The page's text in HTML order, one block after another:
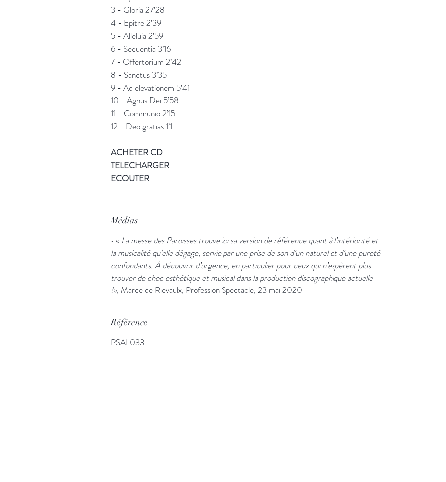
3 - Gloria 27’28
4 - Epitre 2’39
5 - Alleluia 2’59
6 - Sequentia 3’16
7 - Offertorium 2’42
8 - Sanctus 3’35
9 - Ad elevationem 5’41
10 - Agnus Dei 5’58
11 - Communio2’15
12 - Deo gratias1’1
ACHETERCD
TELECHARGER
ECOUTER
Médias
• « La messe des Paroisses trouve ici sa version de référence quant à l’intériorité et
la musicalité qu’elle dégage, servie par une prise de son d’un naturel et d’une pureté
confondants. À découvrir d’urgence, en particulier pour ceux qui n’espèrent plus
trouver de choc esthétique et musical dans la production discographique actuelle
!», Marce de Rievaulx, Profession Spectacle, 23 mai 2020
Référence
PSAL033